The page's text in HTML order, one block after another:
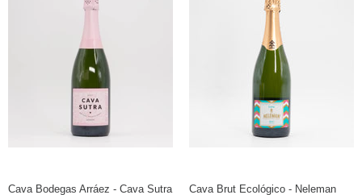
Cava Bodegas Arráez - Cava Sutra
Cava Brut Ecológico - Neleman